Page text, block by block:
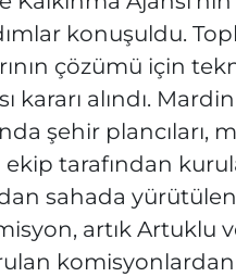
konuşuldu.
çözümü için
kararı alındı.
şehir plancıları,
tarafından
sahada
artık Artuklu